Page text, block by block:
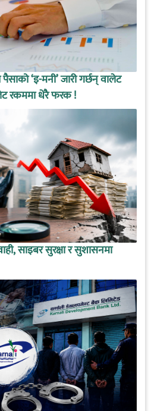
‘इ-मनी’ जारी गर्छन् वालेट
रकममा धेरै फरक !
साइबर सुरक्षा र सुशासनमा